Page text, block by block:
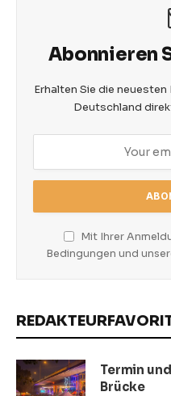
Abonnieren
Erhalten Sie die
Deutschland
Mit Ihrer
Bedingungen und
Termin
Brücke